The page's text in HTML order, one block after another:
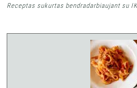
Receptas sukurtas bendradarbiaujant su